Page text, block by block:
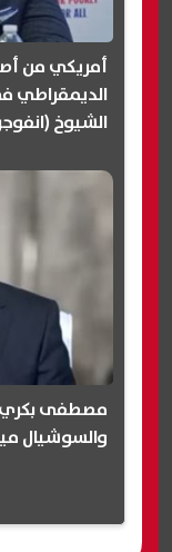
أمريكي من
الشيوخ
مصطفى بكري:
والسوشيال